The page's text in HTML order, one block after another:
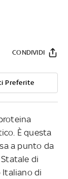
Preferite
CONDIVIDI
È questa
a punto da
di
Italiano di